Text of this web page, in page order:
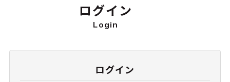
ログイン
Login
ログイン